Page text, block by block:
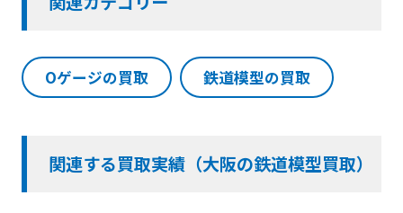
Oゲージの買取 鉄道模型の買取
関連する買取実績（大阪の鉄道模型買取）